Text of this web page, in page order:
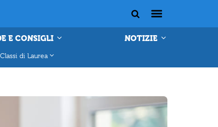
E CONSIGLI NOTIZIE
Classi di Laurea